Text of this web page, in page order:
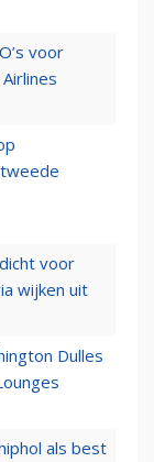
voor
voor
wijken uit
Dulles
als best